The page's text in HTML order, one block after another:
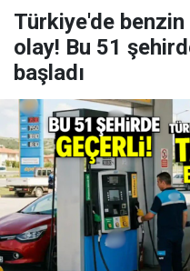
Türkiye'de
olay! Bu 51
başladı